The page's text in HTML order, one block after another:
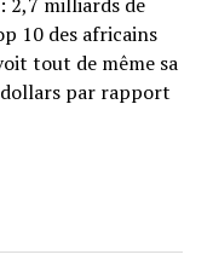
2,7 milliards de
10 des africains
tout de même sa
par rapport